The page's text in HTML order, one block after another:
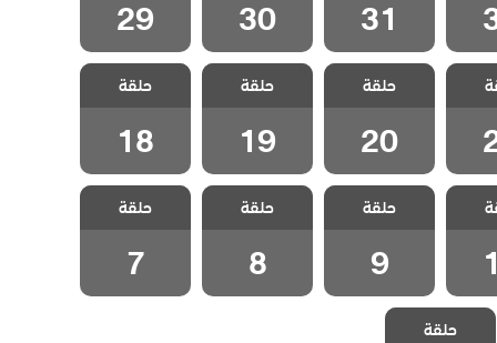
31
30
29
مسلسل مطلوب
حب عاجل مدبلج
الحلقة 20
حلقة
20
مسلسل مطلوب
حب عاجل مدبلج
الحلقة 19
حلقة
19
مسلسل مطلوب
حب عاجل مدبلج
الحلقة 18
حلقة
18
مسلسل مطلوب
حب عاجل مدبلج
الحلقة 9
حلقة
9
مسلسل مطلوب
حب عاجل مدبلج
الحلقة 8
حلقة
8
مسلسل مطلوب
حب عاجل مدبلج
الحلقة 7
حلقة
7
مسلسل مطلوب
حب عاجل مدبلج
حلقة